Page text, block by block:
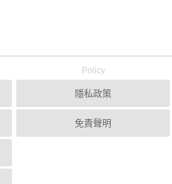
Policy
隱私政策
免責聲明